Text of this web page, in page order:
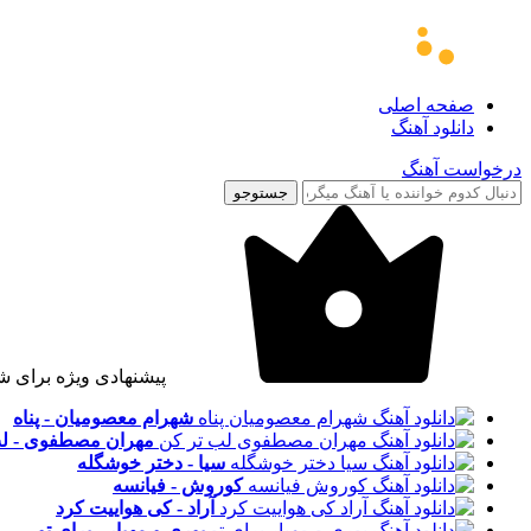
صفحه اصلی
دانلود آهنگ
درخواست آهنگ
جستوجو
پیشنهادی ویژه برای
شهرام معصومیان - پناه
مهران مصطفوی -
سیا - دختر خوشگله
کوروش - فیانسه
آراد - کی هواییت کرد